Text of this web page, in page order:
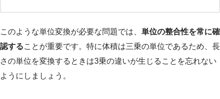
このような単位変換が必要な問題では、 単位の整合性を常に確
認することが重要です。特に体積は三乗の単位であるため、長
さの単位を変換するときは3乗の違いが生じることを忘れない
ようにしましょう。